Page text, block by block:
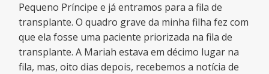
Pequeno Príncipe e já entramos para a fila de
transplante. O quadro grave da minha filha fez com
que ela fosse uma paciente priorizada na fila de
transplante. A Mariah estava em décimo lugar na
fila, mas, oito dias depois, recebemos a notícia de